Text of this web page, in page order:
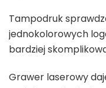
Tampodruk
jednokolorowych
bardziej
Grawer laserowy